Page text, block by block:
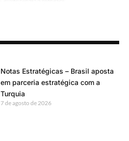
Notas Estratégicas – Brasil aposta
em parceria estratégica com a
Turquia
7 de agosto de 2026